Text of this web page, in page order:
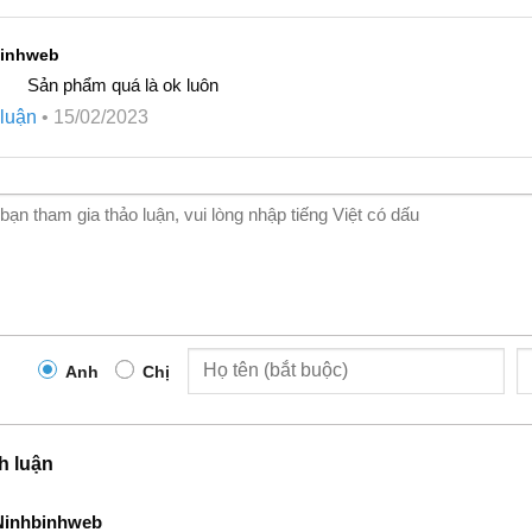
Sản phẩm quá là ok luôn
• 15/02/2023
Anh Chị
luận